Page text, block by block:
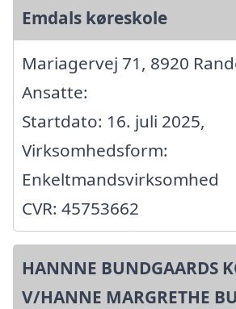
Emdals køreskole
Mariagervej 71, 8920
Ansatte:
Startdato: 16. juli 2025,
Virksomhedsform:
Enkeltmandsvirksomhed
CVR: 45753662
HANNNE BUNDGAARDS
V/HANNE MARGRETHE